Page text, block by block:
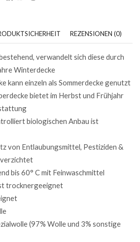
REZENSIONEN (0)
verwandelt sich diese durch
Winterdecke
kann einzeln als Sommerdecke genutzt
bietet im Herbst und Frühjahr
biologischen Anbau ist
von Entlaubungsmittel, Pestiziden &
bis 60° C mit Feinwaschmittel
trocknergeeignet
(97% Wolle und 3% sonstige